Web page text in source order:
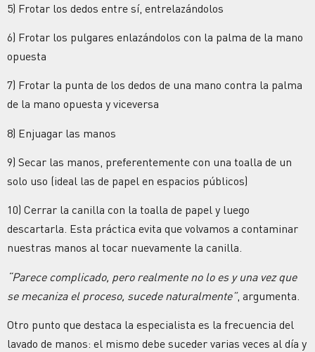
5) Frotar los dedos entre sí, entrelazándolos
6) Frotar los pulgares enlazándolos con la palma de la mano
opuesta
7) Frotar la punta de los dedos de una mano contra la palma
de la mano opuesta y viceversa
8) Enjuagar las manos
9) Secar las manos, preferentemente con una toalla de un
solo uso (ideal las de papel en espacios públicos)
10) Cerrar la canilla con la toalla de papel y luego
descartarla. Esta práctica evita que volvamos a contaminar
nuestras manos al tocar nuevamente la canilla.
“Parece complicado, pero realmente no lo es y una vez que
se mecaniza el proceso, sucede naturalmente”, argumenta.
Otro punto que destaca la especialista es la frecuencia del
lavado de manos: el mismo debe suceder varias veces al día y